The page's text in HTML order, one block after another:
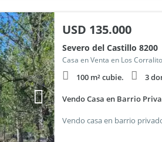
USD 135.000
Severo del Castillo 8200
Casa en Venta en Los
100 m² cubie. 3
Vendo Casa en Barrio